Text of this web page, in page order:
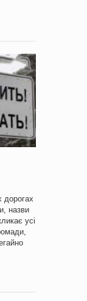
дорогах
назви
усі